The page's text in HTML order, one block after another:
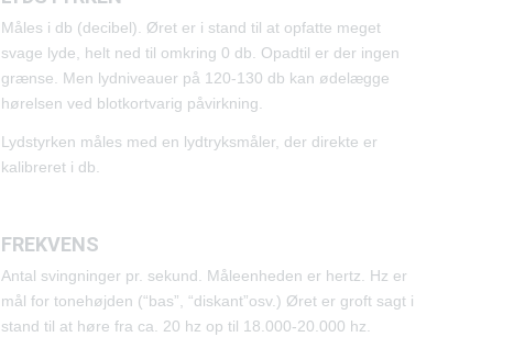
Måles i db (decibel). Øret er i stand til at opfatte meget
svage lyde, helt ned til omkring 0 db. Opadtil er der ingen
grænse. Men lydniveauer på 120-130 db kan ødelægge
hørelsen ved blotkortvarig påvirkning.
Lydstyrken måles med en lydtryksmåler, der direkte er
kalibreret i db.
FREKVENS
Antal svingninger pr. sekund. Måleenheden er hertz. Hz er
mål for tonehøjden (“bas”, “diskant”osv.) Øret er groft sagt i
stand til at høre fra ca. 20 hz op til 18.000-20.000 hz.